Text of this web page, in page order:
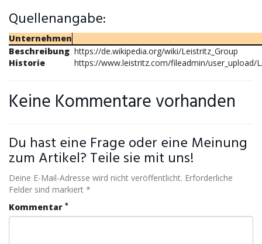
Quellenangabe:
Unternehmen
Beschreibung https://de.wikipedia.org/wiki/Leistritz_Group
Historie
https://www.leistritz.com/fileadmin/user_upload/
Keine Kommentare vorhanden
Du hast eine Frage oder eine Meinung
zum Artikel? Teile sie mit uns!
Deine E-Mail-Adresse wird nicht veröffentlicht. Erforderliche
Felder sind markiert *
Kommentar *